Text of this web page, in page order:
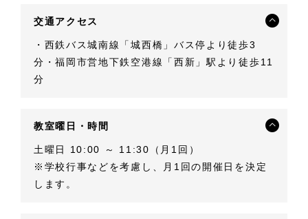
交通アクセス
・西鉄バス城南線「城西橋」バス停より徒歩3
分・福岡市営地下鉄空港線「西新」駅より徒歩11
分
教室曜日・時間
土曜日 10:00 ～ 11:30（月1回）
※学校行事などを考慮し、月1回の開催日を決定
します。